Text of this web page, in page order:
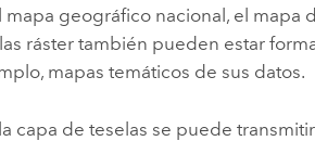
geográfico nacional, el mapa
ráster también pueden estar
mapas temáticos de sus datos.
capa de teselas se puede